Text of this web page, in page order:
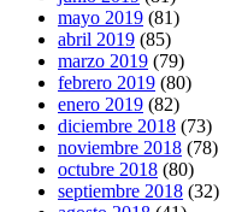
mayo 2019 (81)
abril 2019 (85)
marzo 2019 (79)
febrero 2019 (80)
enero 2019 (82)
diciembre 2018 (73)
noviembre 2018 (78)
octubre 2018 (80)
septiembre 2018 (32)